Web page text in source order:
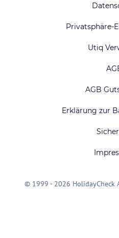
Privatsphäre-
Utiq
AGB
Erklärung zur
© 1999 - 2026 HolidayCheck